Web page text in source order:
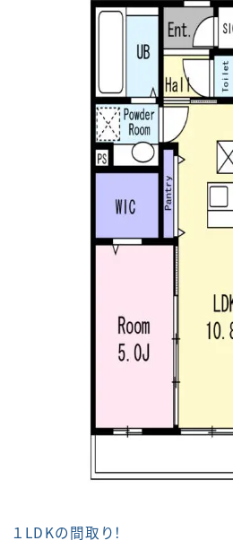
１LDKの間取り！